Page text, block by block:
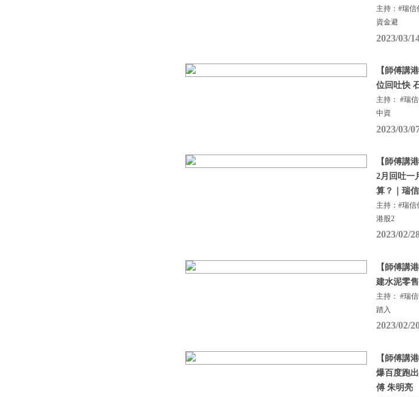
主持：#瑞
資金避
2023/03/
【師傅講
位回吐快
主持： #瑞
中資
2023/03/
【師傅講
2月回吐一
算？｜瑞
主持：#瑞
港股2
2023/02/
【師傅講
建水泥零
主持： #瑞
踏入
2023/02/
【師傅講
爆百度跑
傅 朱明亮